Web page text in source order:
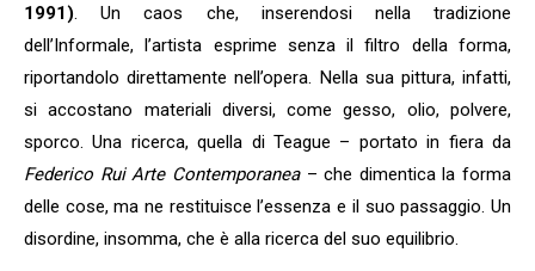
1991). Un caos che, inserendosi nella tradizione
dell’Informale, l’artista esprime senza il filtro della forma,
riportandolo direttamente nell’opera. Nella sua pittura, infatti,
si accostano materiali diversi, come gesso, olio, polvere,
sporco. Una ricerca, quella di Teague – portato in fiera da
Federico Rui Arte Contemporanea– che dimentica la forma
delle cose, ma ne restituisce l’essenza e il suo passaggio. Un
disordine, insomma, che è alla ricerca del suo equilibrio.